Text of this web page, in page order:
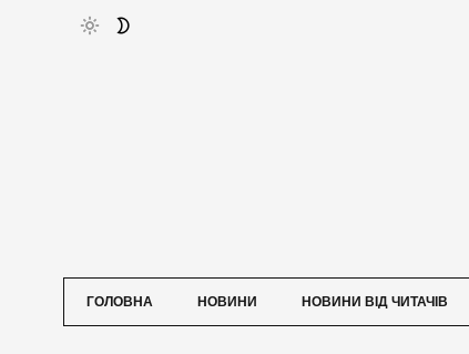
ГОЛОВНА НОВИНИ НОВИНИ ВІД ЧИТАЧІВ